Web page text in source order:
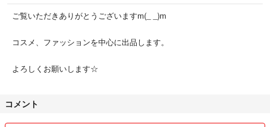
ご覧いただきありがとうございますm(_ _)m
コスメ、ファッションを中心に出品します。
よろしくお願いします☆
コメント